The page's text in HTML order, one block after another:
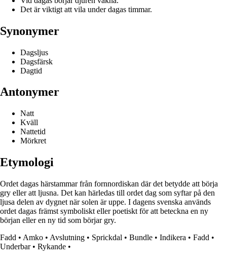
Det är viktigt att vila under dagas timmar.
Synonymer
Dagsljus
Dagsfärsk
Dagtid
Antonymer
Natt
Kväll
Nattetid
Mörkret
Etymologi
Ordet dagas härstammar från fornnordiskan där det betydde att börja
gry eller att ljusna. Det kan härledas till ordet dag som syftar på den
ljusa delen av dygnet när solen är uppe. I dagens svenska används
ordet dagas främst symboliskt eller poetiskt för att beteckna en ny
början eller en ny tid som börjar gry.
Fadd • Amko • Avslutning • Sprickdal • Bundle • Indikera • Fadd •
Underbar• Rykande •